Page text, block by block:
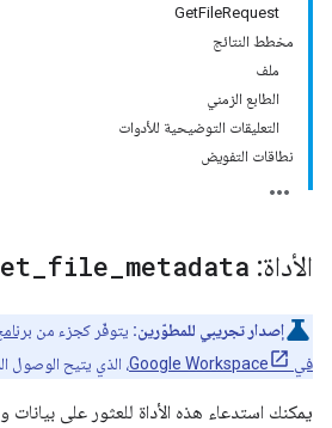
GetFileRequest
مخطط النتائج
ملف
الطابع الزمني
التعليقات التوضيحية للأدوات
نطاقات التفويض
الأداة: file metadata
إصدار تجريبي للمطوّرين: يتوفّر كجزء من
في Google Workspace
، الذي يتيح الوصول
يمكنك استدعاء هذه الأداة للعثور على